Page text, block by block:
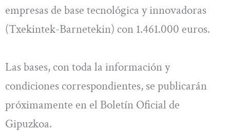
empresas de base tecnológica y innovadoras
(Txekintek-Barnetekin) con 1.461.000 euros.
Las bases, con toda la información y
condiciones correspondientes, se publicarán
próximamente en el Boletín Oficial de
Gipuzkoa.